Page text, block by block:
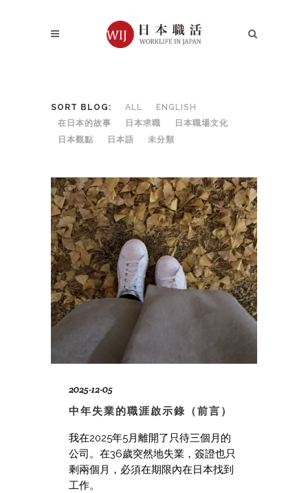
SORT BLOG: ALL
ENGLISH
在日本的故事
日本求職
日本職場文化
日本觀點
日本語 未分類
2025-12-05
中年失業的職涯啟示錄（前言）
我在2025年5月離開了只待三個月的
公司。在36歲突然地失業，簽證也只
剩兩個月，必須在期限內在日本找到
工作。